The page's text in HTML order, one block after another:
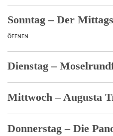
Sicher und
Sonntag – Der
Dienstag –
Mittwoch – Augusta
Donnerstag – Die